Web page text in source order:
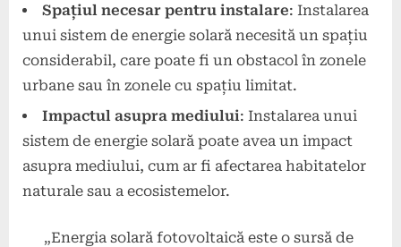
Spațiul necesar pentru instalare: Instalarea
unui sistem de energie solară necesită un spațiu
considerabil, care poate fi un obstacol în zonele
urbane sau în zonele cu spațiu limitat.
Impactul asupra mediului: Instalarea unui
sistem de energie solară poate avea un impact
asupra mediului, cum ar fi afectarea habitatelor
naturale sau a ecosistemelor.
„Energia solară fotovoltaică este o sursă de